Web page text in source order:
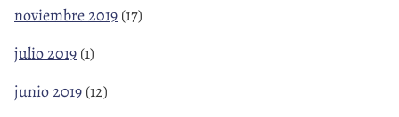
noviembre 2019 (17)
julio 2019 (1)
junio 2019 (12)